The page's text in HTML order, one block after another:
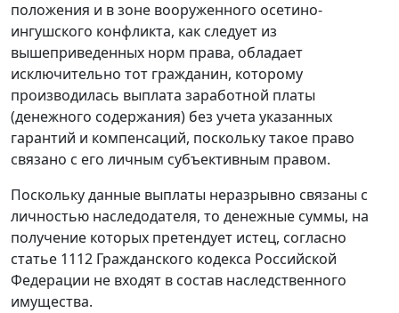
положения и в зоне вооруженного осетино-
ингушского конфликта, как следует из
вышеприведенных норм права, обладает
исключительно тот гражданин, которому
производилась выплата заработной платы
(денежного содержания) без учета указанных
гарантий и компенсаций, поскольку такое право
связано с его личным субъективным правом.
Поскольку данные выплаты неразрывно связаны с
личностью наследодателя, то денежные суммы, на
получение которых претендует истец, согласно
статье 1112 Гражданского кодекса Российской
Федерации не входят в состав наследственного
имущества.